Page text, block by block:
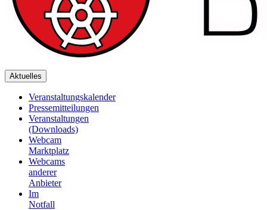
Aktuelles
Veranstaltungskalender
Pressemitteilungen
Veranstaltungen
(Downloads)
Webcam
Marktplatz
Webcams
anderer
Anbieter
Im
Notfall